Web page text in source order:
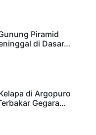
Piramid
di Dasar…
di Argopuro
Gegara…